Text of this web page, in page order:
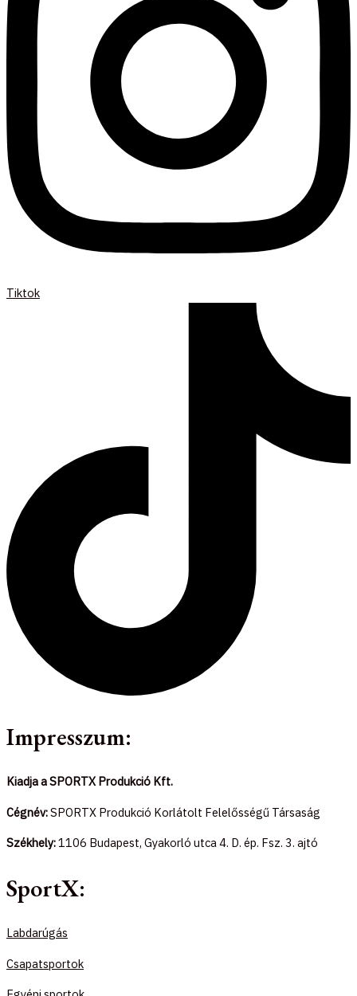
Tiktok
Impresszum:
Kiadja a SPORTX Produkció Kft.
Cégnév:SPORTX Produkció Korlátolt Felelősségű Társaság
Székhely:1106 Budapest, Gyakorló utca 4. D. ép. Fsz. 3. ajtó
SportX:
Labdarúgás
Csapatsportok